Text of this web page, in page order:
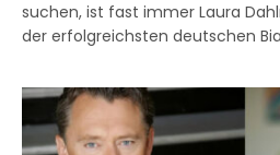
suchen, ist fast immer Laura
der erfolgreichsten deutschen